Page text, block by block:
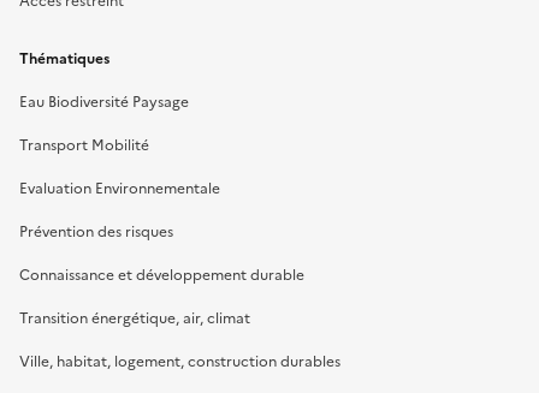
Thématiques
Eau Biodiversité Paysage
Transport Mobilité
Evaluation Environnementale
Prévention des risques
Connaissance et développement durable
Transition énergétique, air, climat
Ville, habitat, logement, construction durables